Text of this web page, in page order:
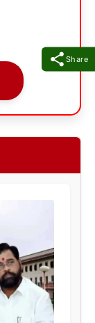
Share